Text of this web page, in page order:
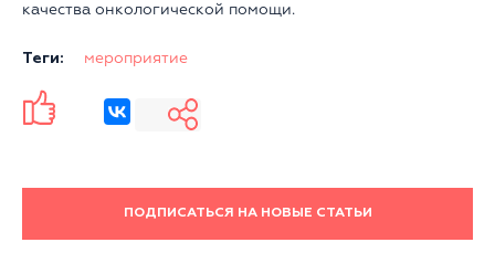
качества онкологической помощи.
Теги: мероприятие
ПОДПИСАТЬСЯ НА НОВЫЕ СТАТЬИ